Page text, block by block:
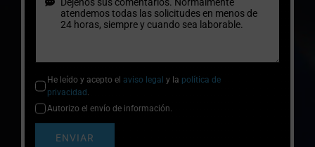
He leído y acepto el aviso legal y la política de
privacidad .
Autorizo el envío de información.
ENVIAR